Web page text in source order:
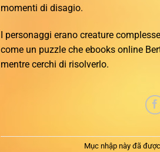
momenti di disagio.
I personaggi erano creature
come un puzzle che ebooks online
mentre cerchi di risolverlo.
Mục nhập này đã